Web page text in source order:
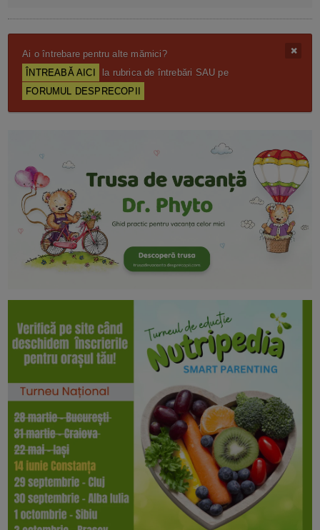
Ai o întrebare pentru alte mămici?
ÎNTREABĂ AICI
la rubrica de întrebări SAU pe
FORUMUL DESPRECOPII